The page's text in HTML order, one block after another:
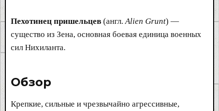
Пехотинец пришельцев (англ.Alien Grunt) —
существо из Зена, основная боевая единица военных
сил Нихиланта.
Обзор​
Крепкие, сильные и чрезвычайно агрессивные,